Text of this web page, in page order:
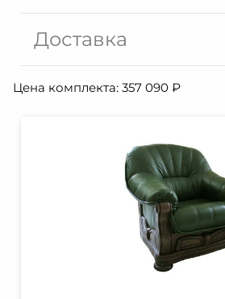
Доставка
Цена комплекта: 357 090 ₽